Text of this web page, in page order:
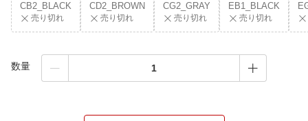
CB2_BLACK
売り切れ
CD2_BROWN
売り切れ
CG2_GRAY
売り切れ
EB1_BLACK
売り切れ
数量